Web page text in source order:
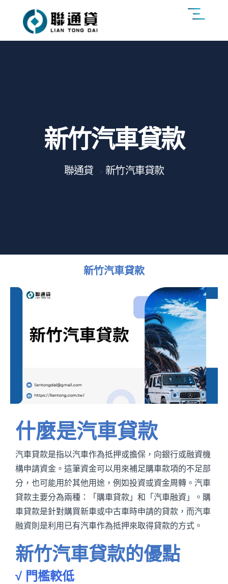
新竹汽車貸款
聯通貸 > 新竹汽車貸款
新竹汽車貸款
什麼是汽車貸款
汽車貸款是指以汽車作為抵押或擔保，向銀行或融資機
構申請資金。這筆資金可以用來補足購車款項的不足部
分，也可能用於其他用途，例如投資或資金周轉。汽車
貸款主要分為兩種：「購車貸款」和「汽車融資」。購
車貸款是針對購買新車或中古車時申請的貸款，而汽車
融資則是利用已有汽車作為抵押來取得貸款的方式。
新竹汽車貸款的優點
√ 門檻較低